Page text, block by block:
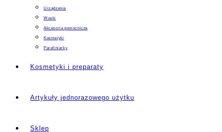
Urządzenia
Woski
Akcesoria pomocnicze
Kosmetyki
Parafiniarky
Kosmetyki i preparaty
Artykuły jednorazowego użytku
Sklep